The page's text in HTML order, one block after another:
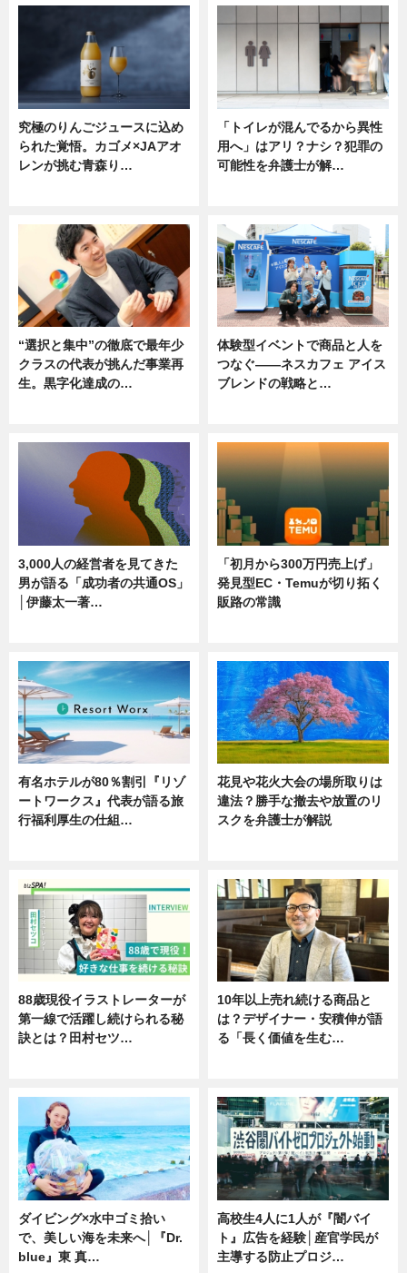
究極のりんごジュースに込め
られた覚悟。カゴメ×JAアオ
レンが挑む青森り…
「トイレが混んでるから異性
用へ」はアリ？ナシ？犯罪の
可能性を弁護士が解…
“選択と集中”の徹底で最年少
クラスの代表が挑んだ事業再
生。黒字化達成の…
体験型イベントで商品と人を
つなぐ――ネスカフェ アイス
ブレンドの戦略と…
3,000人の経営者を見てきた
男が語る「成功者の共通OS」
│伊藤太一著…
「初月から300万円売上げ」
発見型EC・Temuが切り拓く
販路の常識
有名ホテルが80％割引『リゾ
ートワークス』代表が語る旅
行福利厚生の仕組…
花見や花火大会の場所取りは
違法？勝手な撤去や放置のリ
スクを弁護士が解説
88歳現役イラストレーターが
第一線で活躍し続けられる秘
訣とは？田村セツ…
10年以上売れ続ける商品と
は？デザイナー・安積伸が語
る「長く価値を生む…
ダイビング×水中ゴミ拾い
で、美しい海を未来へ│『Dr.
blue』東 真…
高校生4人に1人が『闇バイ
ト』広告を経験│産官学民が
主導する防止プロジ…